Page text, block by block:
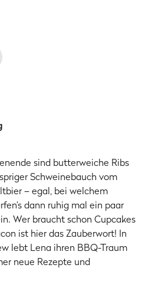
sind butterweiche Ribs
Schweinebauch vom
– egal, bei welchem
dann ruhig mal ein paar
Wer braucht schon Cupcakes
ist hier das Zauberwort! In
lebt Lena ihren BBQ-Traum
neue Rezepte und